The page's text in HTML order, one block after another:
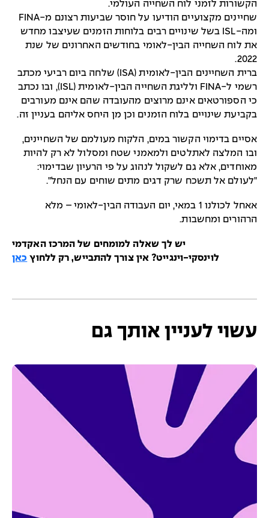
הקשורות לזמני לוח השחייה העולמי.
שחיינים מקצועיים הודיעו על חוסר שביעות רצונם מ-FINA
ומה-ISL בשל שינויים רבים בלוחות הזמנים שעיצבו מחדש
את לוח השחייה הבין-לאומי בחודשים האחרונים של שנת
2022.
ברית השחיינים הבין-לאומית (ISA) שלחה ביום רביעי מכתב
רשמי ל-FINA ולליגת השחייה הבין-לאומית (ISL), ובו נכתב
כי הספורטאים אינם מרוצים מהעובדה שהם אינם מעורבים
בקביעת שינויים בלוח הזמנים וכן מן היחס אליהם בעניין זה.
אסיים בדימוי הקשור במים, הלקוח מעולמם של השחיינים,
ובו המלצה לאתלטים ולמאמני שטח ומסלול לא רק להיות
מאוחדים, אלא גם לשקול לנהוג על פי הרעיון שבדימוי:
"לעולם אל תשכח שרק דגים מתים שוחים עם הנחל".
אאחל לכולנו 1 במאי, יום העבודה הבין-לאומי – מלא
הרהורים ומחשבות.
יש לך שאלה למומחים של המרכז האקדמי
לוינסקי-וינגייט? אין צורך להתבייש, רק ללחוץ כאן
עשוי לעניין אותך גם